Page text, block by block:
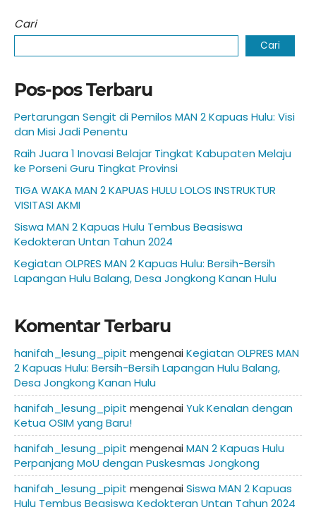
Cari
Cari
Pos-pos Terbaru
Pertarungan Sengit di Pemilos MAN 2 Kapuas Hulu: Visi
dan Misi Jadi Penentu
Raih Juara 1 Inovasi Belajar Tingkat Kabupaten Melaju
ke Porseni Guru Tingkat Provinsi
TIGA WAKA MAN 2 KAPUAS HULU LOLOS INSTRUKTUR
VISITASI AKMI
Siswa MAN 2 Kapuas Hulu Tembus Beasiswa
Kedokteran Untan Tahun 2024
Kegiatan OLPRES MAN 2 Kapuas Hulu: Bersih-Bersih
Lapangan Hulu Balang, Desa Jongkong Kanan Hulu
Komentar Terbaru
hanifah_lesung_pipit mengenaiKegiatan OLPRES MAN
2 Kapuas Hulu: Bersih-Bersih Lapangan Hulu Balang,
Desa Jongkong Kanan Hulu
hanifah_lesung_pipit mengenaiYuk Kenalan dengan
Ketua OSIM yang Baru!
hanifah_lesung_pipit mengenaiMAN 2 Kapuas Hulu
Perpanjang MoU dengan Puskesmas Jongkong
hanifah_lesung_pipit mengenaiSiswa MAN 2 Kapuas
Hulu Tembus Beasiswa Kedokteran Untan Tahun 2024